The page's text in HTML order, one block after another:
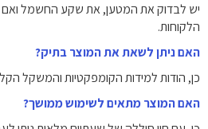
יש לבדוק את המטען, את שקע החשמל ואם
הלקוחות.
האם ניתן לשאת את המוצר בתיק?
כן, הודות למידות הקומפקטיות והמשקל
האם המוצר מתאים לשימוש ממושך?